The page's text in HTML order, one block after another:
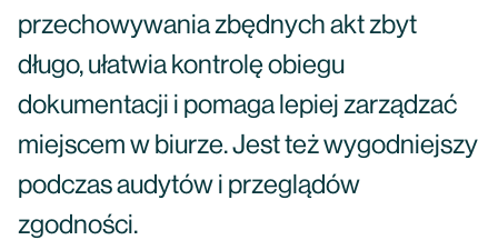
przechowywania zbędnych akt zbyt
długo, ułatwia kontrolę obiegu
dokumentacji i pomaga lepiej zarządzać
miejscem w biurze. Jest też wygodniejszy
podczas audytów i przeglądów
zgodności.